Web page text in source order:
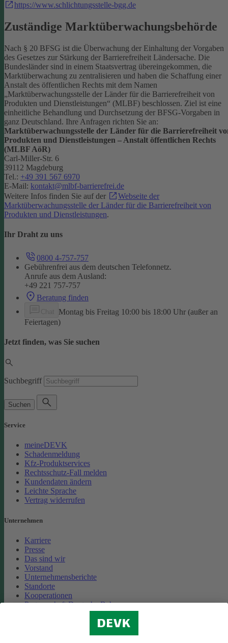
https://www.schlichtungsstelle-bgg.de
Zuständige Marktüberwachungsbehörde
Nach § 20 BFSG ist die Überwachung der Einhaltung der Vorgaben
des Gesetzes zur Stärkung der Barrierefreiheit Ländersache. Die
Bundesländer sind in einem Staatsvertrag übereingekommen, die
Marktüberwachung zu zentralisieren und haben die Schaffung einer
Anstalt des öffentlichen Rechts mit dem Namen
„Marktüberwachungsstelle der Länder für die Barrierefreiheit von
Produkten und Dienstleistungen“ (MLBF) beschlossen. Ziel ist eine
einheitliche Behandlung und Durchsetzung der BFSG-Vorgaben in
ganz Deutschland. Ihre Anfragen richten Sie an:
Marktüberwachungsstelle der Länder für die Barrierefreiheit
Produkten und Dienstleistungen – Anstalt öffentlichen Rechts
(MLBF AöR)
Carl-Miller-Str. 6
39112 Magdeburg
Tel.: +49 391 567 6970
E-Mail: kontakt@mlbf-barrierefrei.de
Weitere Infos finden Sie auf der
Webseite der
Marktüberwachungsstelle der Länder für die Barrierefreiheit von
Produkten und Dienstleistungen.
Ihr Draht zu uns
0800 4-757-757
Gebührenfrei aus dem deutschen Telefonnetz.
Anrufe aus dem Ausland:
+49 221 757-757
Beratung finden
Montag bis Freitag 10:00 bis 18:00 Uhr (außer an
Feiertagen)
Jetzt finden, was Sie suchen
Suchbegriff
Suchen
Service
meineDEVK
Schadenmeldung
Kfz-Produktservices
Rechtsschutz-Fall melden
Kundendaten ändern
Leichte Sprache
Vertrag widerrufen
Unternehmen
Karriere
Presse
Das sind wir
Vorstand
Unternehmensberichte
Standorte
Kooperationen
Partnerschaft Deutsche Bahn